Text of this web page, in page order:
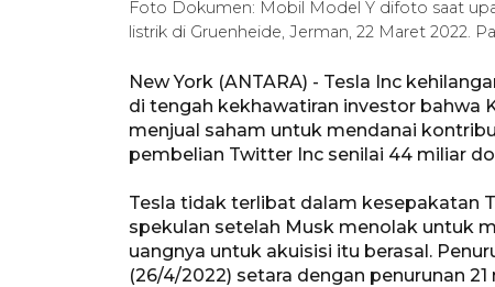
Foto Dokumen: Mobil Model Y difoto saat
listrik di Gruenheide, Jerman, 22 Maret 2022.
New York (ANTARA) - Tesla Inc
di tengah kekhawatiran investor bahwa
menjual saham untuk mendanai
pembelian Twitter Inc senilai 44 miliar
Tesla tidak terlibat dalam kesepakatan
spekulan setelah Musk menolak untuk
uangnya untuk akuisisi itu berasal.
(26/4/2022) setara dengan penurunan